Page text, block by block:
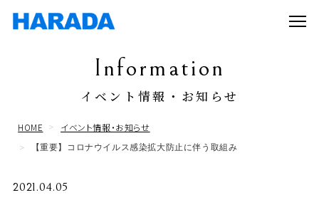
Information
イベント情報・お知らせ
HOME イベント情報・お知らせ
【重要】コロナウイルス感染拡大防止に伴う取組み
2021.04.05